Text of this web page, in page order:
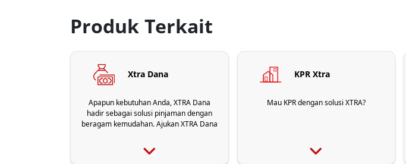
Produk Terkait
Xtra Dana
Apapun kebutuhan Anda, XTRA Dana
hadir sebagai solusi pinjaman dengan
beragam kemudahan. Ajukan XTRA Dana
KPR Xtra
Mau KPR dengan solusi XTRA?